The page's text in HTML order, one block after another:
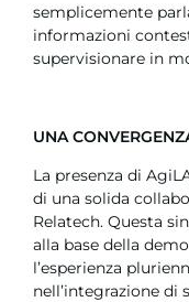
semplicemente
informazioni
supervisionare in
UNA
La presenza di
di una solida
Relatech. Questa
alla base della
l’esperienza
nell’integrazione di